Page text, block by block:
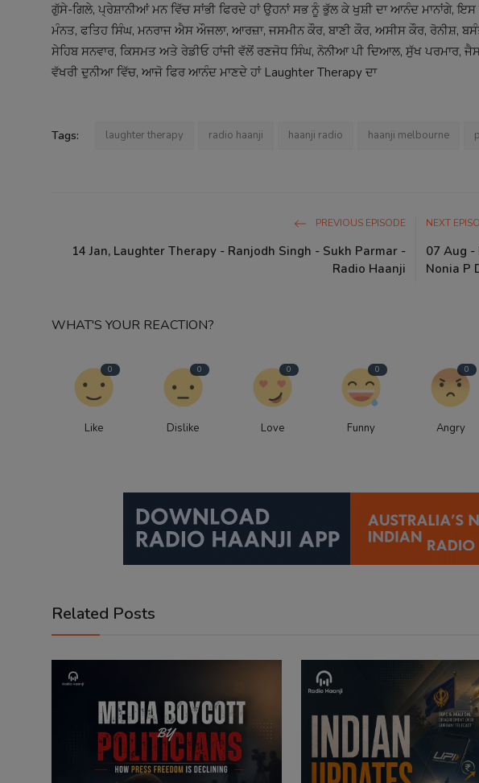
ਗੁੱਸੇ-ਗਿਲੇ, ਪ੍ਰੇਸ਼ਾਨੀਆਂ ਮਨ ਵਿੱਚ ਸਾਂਭੀ ਫਿਰਦੇ ਹਾਂ ਉਹਨਾਂ ਸਭ ਨੂੰ ਭੁੱਲ ਕੇ ਖੁਸ਼ੀ ਦਾ ਆਨੰਦ ਮਾਨਾਂਗੇ, ਇਸ
ਮੰਨਤ, ਫਤਿਹ ਸਿੰਘ, ਮਨਰਾਜ ਐਸ ਔਜਲਾ, ਆਰਜ਼ਾ, ਜਸਮੀਨ ਕੌਰ, ਬਾਣੀ ਕੌਰ, ਅਸੀਸ ਕੌਰ, ਰੋਨੀਸ਼,
ਸੇਹਿਬ ਸਨਵਾਰ, ਕਿਸਮਤ ਅਤੇ ਰੇਡੀਓ ਹਾਂਜੀ ਵੱਲੋਂ ਰਣਜੋਧ ਸਿੰਘ, ਨੋਨੀਆ ਪੀ ਦਿਆਲ, ਸੁੱਖ ਪਰਮਾਰ,
ਵੱਖਰੀ ਦੁਨੀਆ ਵਿੱਚ, ਆਜੋ ਫਿਰ ਆਨੰਦ ਮਾਣਦੇ ਹਾਂ Laughter Therapy ਦਾ
Tags: laughter therapy radio haanji haanji radio haanji melbourne
PREVIOUS EPISODE
14 Jan, Laughter Therapy - Ranjodh Singh - Sukh Parmar -
Radio Haanji
NEXT
07 Aug -
Nonia P
WHAT'S YOUR REACTION?
0
Like
0
Dislike
0
Love
0
Funny
0
Angry
Related Posts